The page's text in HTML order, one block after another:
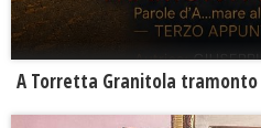
​A Torretta Granitola tramonto